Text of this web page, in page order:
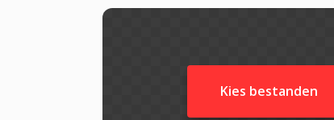
Kies bestanden